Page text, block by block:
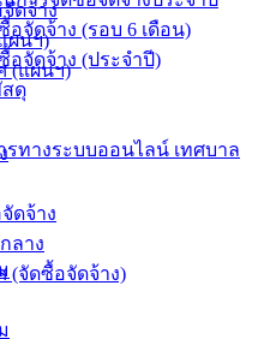
อจัดจ้าง (รอบ 6 เดือน)
อจัดจ้าง (ประจำปี)
ดุ
รทางระบบออนไลน์ เทศบาล
ดจ้าง
ผนฯ)
(แผนฯ)
ดจ้าง
ลาง
(จัดซื้อจัดจ้าง)